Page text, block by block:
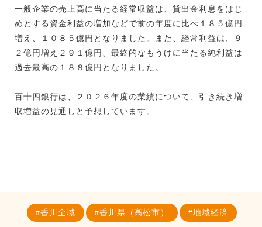
一般企業の売上高に当たる経常収益は、貸出金利息をはじ
めとする資金利益の増加などで前の年度に比べ１８５億円
増え、１０８５億円となりました。また、経常利益は、９
２億円増え２９１億円、最終的なもうけに当たる純利益は
過去最高の１８８億円となりました。
百十四銀行は、２０２６年度の業績について、引き続き増
収増益の見通しと予想しています。
香川全域 香川県（高松市） 地域経済